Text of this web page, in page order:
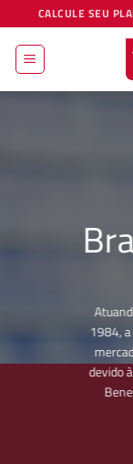
to
content
CALCULE SEU
1984,
devido